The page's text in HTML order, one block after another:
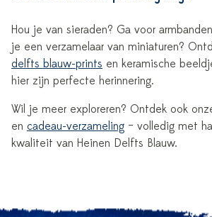
Hou je van sieraden? Ga voor
je een verzamelaar van miniaturen?
delfts blauw-prints en keramische
hier zijn perfecte herinnering.
Wil je meer exploreren? Ontdek ook
en cadeau-verzameling – volledig met
kwaliteit van Heinen Delfts Blauw.